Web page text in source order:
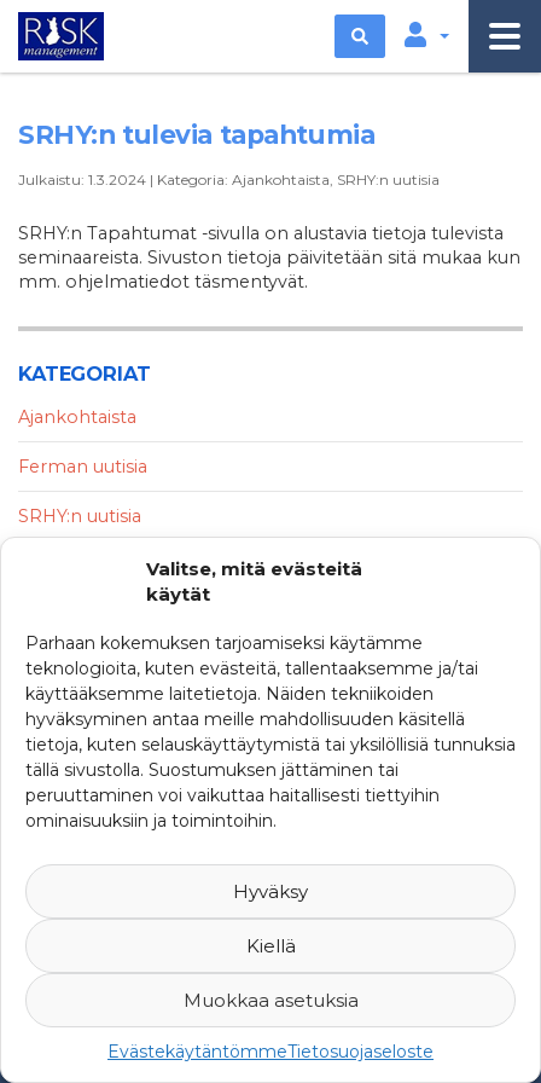
Valitse, mitä evästeitä
käytät
Parhaan kokemuksen tarjoamiseksi käytämme
teknologioita, kuten evästeitä, tallentaaksemme ja/tai
käyttääksemme laitetietoja. Näiden tekniikoiden
hyväksyminen antaa meille mahdollisuuden käsitellä
tietoja, kuten selauskäyttäytymistä tai yksilöllisiä tunnuksia
tällä sivustolla. Suostumuksen jättäminen tai
peruuttaminen voi vaikuttaa haitallisesti tiettyihin
ominaisuuksiin ja toimintoihin.
Hyväksy
Kiellä
Muokkaa asetuksia
EvästekäytäntömmeTietosuojaseloste
Etsi
SRHY:n tulevia tapahtumia
Julkaistu: 1.3.2024 | Kategoria: Ajankohtaista, SRHY:n uutisia
SRHY:n Tapahtumat -sivulla on alustavia tietoja tulevista
seminaareista. Sivuston tietoja päivitetään sitä mukaa kun
mm. ohjelmatiedot täsmentyvät.
KATEGORIAT
Ajankohtaista
Ferman uutisia
SRHY:n uutisia
Uutisia maailmalta
© 2007-2026 Suomen Riskienhallintayhdistys ry -Yksityisyys ja
rekisteriseloste-Web Design Mediaani